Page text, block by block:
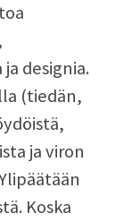
designia.
(tiedän,
ja viron
Koska